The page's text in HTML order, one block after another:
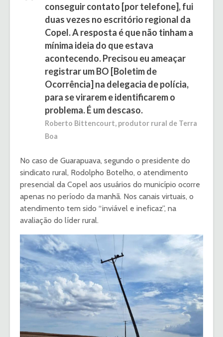
conseguir contato [por telefone], fui
duas vezes no escritório regional da
Copel. A resposta é que não tinham a
mínima ideia do que estava
acontecendo. Precisou eu ameaçar
registrar um BO [Boletim de
Ocorrência] na delegacia de polícia,
para se virarem e identificarem o
problema. É um descaso.
Roberto Bittencourt, produtor rural de Terra
Boa
No caso de Guarapuava, segundo o presidente do
sindicato rural, Rodolpho Botelho, o atendimento
presencial da Copel aos usuários do município ocorre
apenas no período da manhã. Nos canais virtuais, o
atendimento tem sido “inviável e ineficaz”, na
avaliação do líder rural.